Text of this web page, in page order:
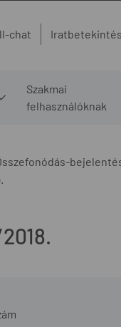
chat Iratbetekintés
Szakmai
felhasználóknak